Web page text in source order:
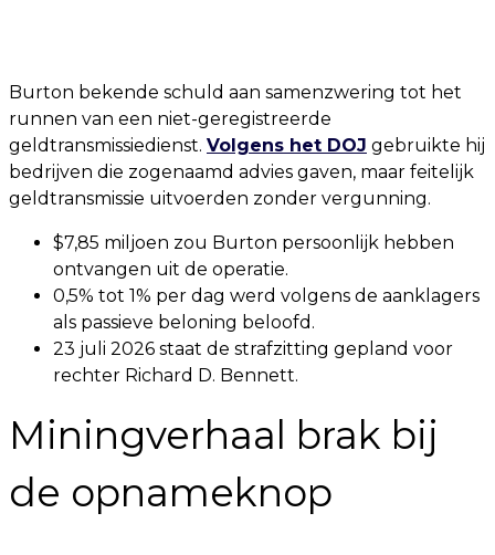
Burton bekende schuld aan samenzwering tot het
runnen van een niet-geregistreerde
geldtransmissiedienst. Volgens het DOJ gebruikte hij
bedrijven die zogenaamd advies gaven, maar feitelijk
geldtransmissie uitvoerden zonder vergunning.
$7,85 miljoen zou Burton persoonlijk hebben
ontvangen uit de operatie.
0,5% tot 1% per dag werd volgens de aanklagers
als passieve beloning beloofd.
23 juli 2026 staat de strafzitting gepland voor
rechter Richard D. Bennett.
Miningverhaal brak bij
de opnameknop